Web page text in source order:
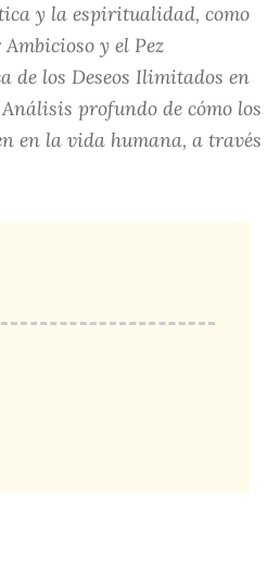
y la espiritualidad, como
y el Pez
de los Deseos Ilimitados en
profundo de cómo los
en la vida humana, a través